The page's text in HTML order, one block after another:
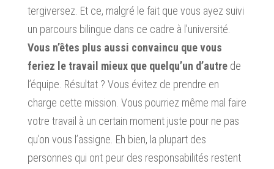
tergiversez. Et ce, malgré le fait que vous ayez suivi
un parcours bilingue dans ce cadre à l’université.
Vous n’êtes plus aussi convaincu que vous
feriez le travail mieux que quelqu’un d’autrede
l’équipe. Résultat ? Vous évitez de prendre en
charge cette mission. Vous pourriez même mal faire
votre travail à un certain moment juste pour ne pas
qu’on vous l’assigne. Eh bien, la plupart des
personnes qui ont peur des responsabilités restent